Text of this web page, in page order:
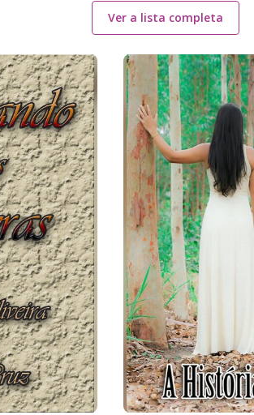
Ver a lista completa